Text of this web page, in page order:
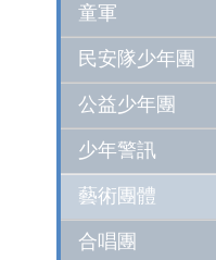
童軍
民安隊少年團
公益少年團
少年警訊
藝術團體
合唱團